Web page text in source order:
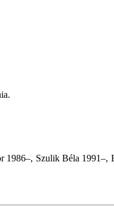
Szulik Béla 1991–,